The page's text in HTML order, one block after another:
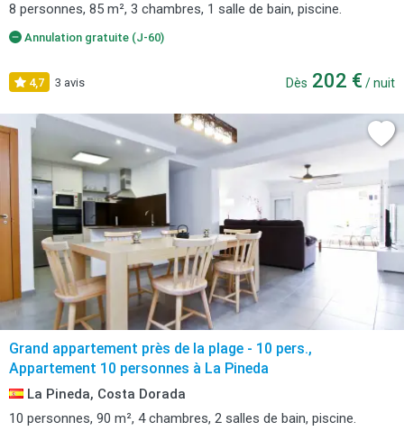
8 personnes, 85 m², 3 chambres, 1 salle de bain, piscine.
Annulation gratuite (J-60)
4,7 3 avis Dès 202 € / nuit
Grand appartement près de la plage - 10 pers.,
Appartement 10 personnes à La Pineda
La Pineda, Costa Dorada
10 personnes, 90 m², 4 chambres, 2 salles de bain, piscine.